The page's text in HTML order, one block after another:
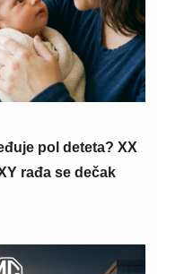
pol deteta? XX
rađa se dečak